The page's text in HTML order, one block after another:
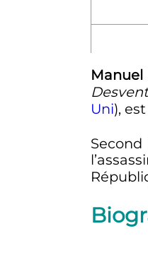
Manuel
Uni),